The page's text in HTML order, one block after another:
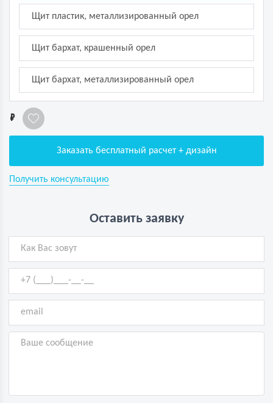
Щит пластик, металлизированный орел
Щит бархат, крашенный орел
Щит бархат, металлизированный орел
1
Заказать бесплатный расчет + дизайн
Получить консультацию
Оставить заявку